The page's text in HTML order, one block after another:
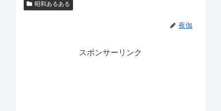
昭和あるある
夜伽
スポンサーリンク